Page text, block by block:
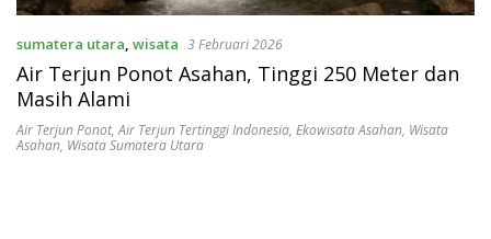
sumatera utara, wisata 3 Februari 2026
Air Terjun Ponot Asahan, Tinggi 250 Meter dan
Masih Alami
Air Terjun Ponot,Air Terjun Tertinggi Indonesia, Ekowisata Asahan, Wisata
Asahan, Wisata Sumatera Utara